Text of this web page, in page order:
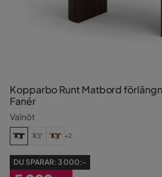
Kopparbo Runt Matbord
Fanér
Valnöt
+2
DU SPARAR: 3 000:-